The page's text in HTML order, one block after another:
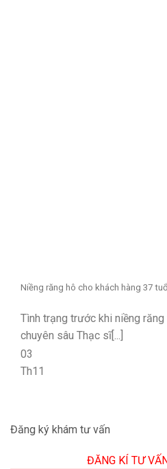
Niềng răng hô cho khách hàng 37
Tình trạng trước khi niềng
chuyên sâu Thạc sĩ[...]
03
Th11
Đăng ký khám tư vấn
ĐĂNG KÍ TƯ